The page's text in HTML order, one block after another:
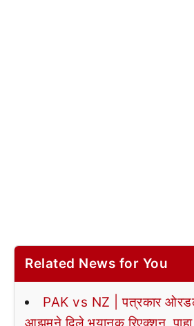
Related News for You
PAK vs NZ | पत्रकार
आझमने दिले भयानक रिएक्शन,